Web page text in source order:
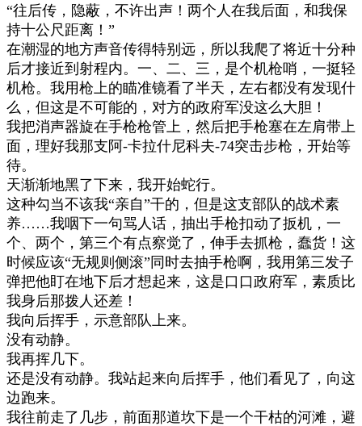
“往后传，隐蔽，不许出声！两个人在我后面，和我保
持十公尺距离！ ”
在潮湿的地方声音传得特别远，所以我爬了将近十分种
后才接近到射程内。一、二、三，是个机枪哨，一挺轻
机枪。我用枪上的瞄准镜看了半天，左右都没有发现什
么，但这是不可能的，对方的政府军没这么大胆！
我把消声器旋在手枪枪管上，然后把手枪塞在左肩带上
面，理好我那支阿-卡拉什尼科夫-74突击步枪，开始等
待。
天渐渐地黑了下来，我开始蛇行。
这种勾当不该我“亲自”干的，但是这支部队的战术素
养……我咽下一句骂人话，抽出手枪扣动了扳机，一
个、两个，第三个有点察觉了，伸手去抓枪，蠢货！这
时候应该“无规则侧滚” 同时去抽手枪啊，我用第三发子
弹把他盯在地下后才想起来，这是口口政府军，素质比
我身后那拨人还差！
我向后挥手，示意部队上来。
没有动静。
我再挥几下。
还是没有动静。我站起来向后挥手，他们看见了，向这
边跑来。
我往前走了几步，前面那道坎下是一个干枯的河滩，避